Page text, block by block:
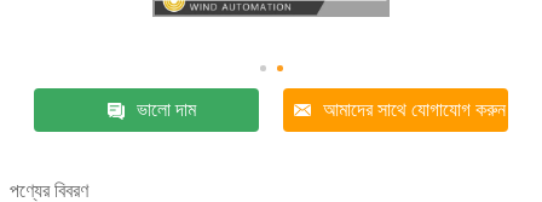
ভালো দাম আমাদের সাথে যোগাযোগ করুন
পণ্যের বিবরণ